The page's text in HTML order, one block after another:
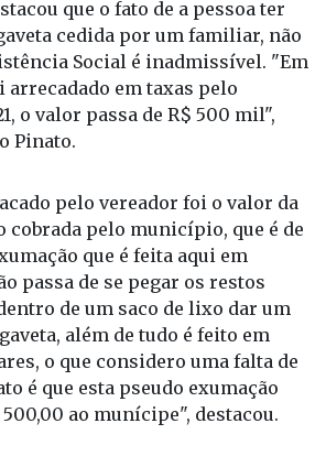
que o fato de a pessoa ter
cedida por um familiar, não
Social é inadmissível. "Em
arrecadado em taxas pelo
o valor passa de R$ 500 mil",
Pinato.
pelo vereador foi o valor da
cobrada pelo município, que é de
que é feita aqui em
passa de se pegar os restos
de um saco de lixo dar um
além de tudo é feito em
o que considero uma falta de
é que esta pseudo exumação
ao munícipe", destacou.